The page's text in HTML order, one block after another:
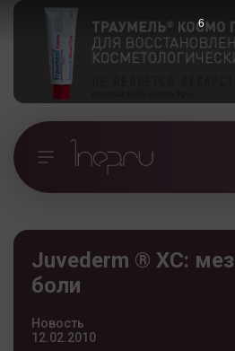
Juvederm ® XC:
боли
Новость
12.02.2010
5